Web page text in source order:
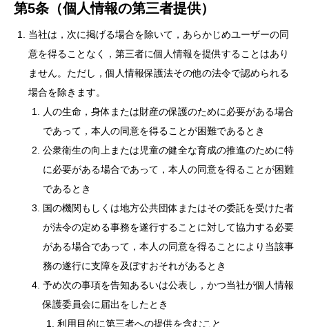
第5条（個人情報の第三者提供）
当社は，次に掲げる場合を除いて，あらかじめユーザーの同
意を得ることなく，第三者に個人情報を提供することはあり
ません。ただし，個人情報保護法その他の法令で認められる
場合を除きます。
人の生命，身体または財産の保護のために必要がある場合
であって，本人の同意を得ることが困難であるとき
公衆衛生の向上または児童の健全な育成の推進のために特
に必要がある場合であって，本人の同意を得ることが困難
であるとき
国の機関もしくは地方公共団体またはその委託を受けた者
が法令の定める事務を遂行することに対して協力する必要
がある場合であって，本人の同意を得ることにより当該事
務の遂行に支障を及ぼすおそれがあるとき
予め次の事項を告知あるいは公表し，かつ当社が個人情報
保護委員会に届出をしたとき
利用目的に第三者への提供を含むこと